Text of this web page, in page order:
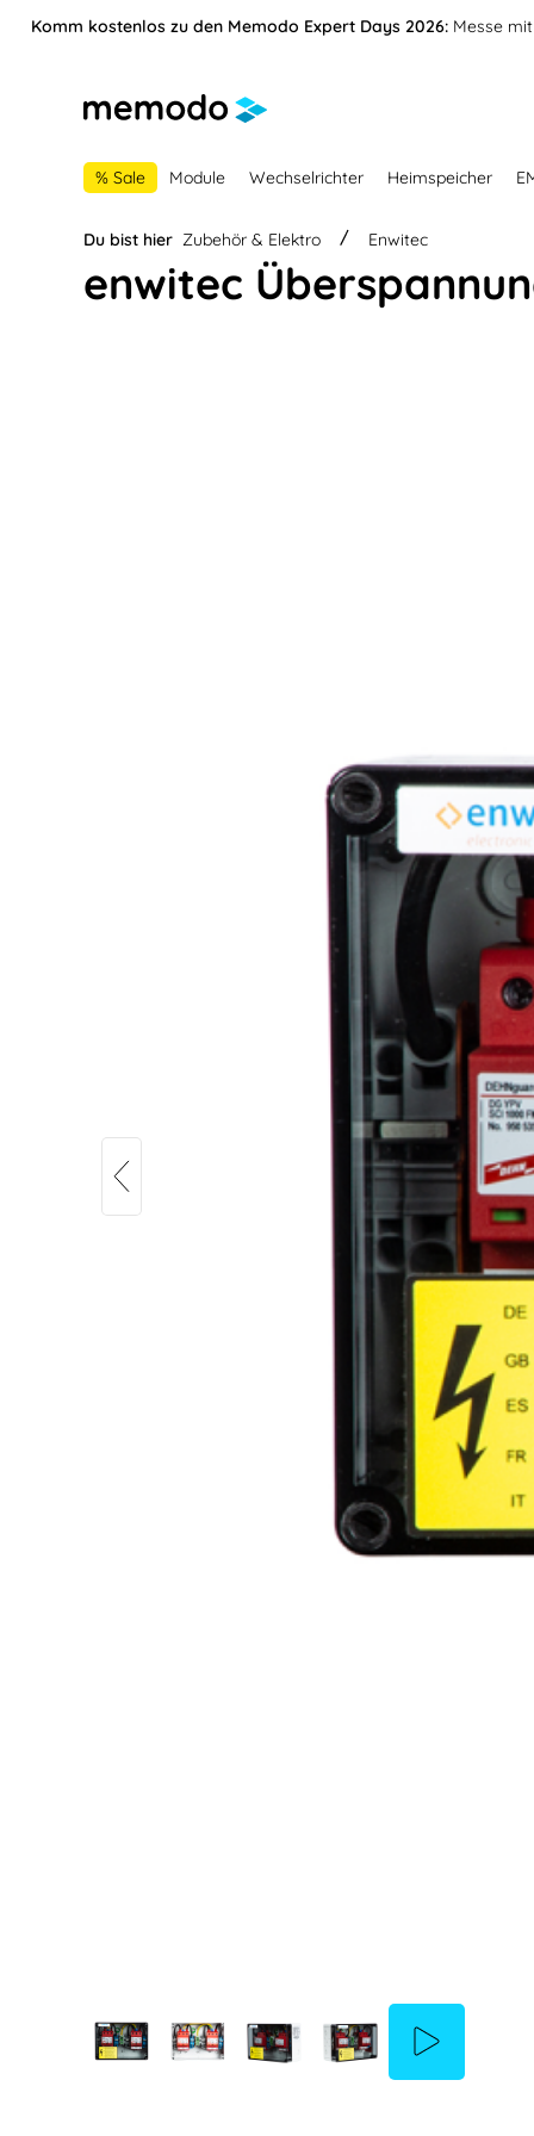
springen Zur Navigation der B2B-Plattform springen
Komm kostenlos zu den Memodo Expert Days 2026: Messe
% Sale Module Wechselrichter Heimspeicher
Du bist hier Zubehör & Elektro Enwitec
enwitec